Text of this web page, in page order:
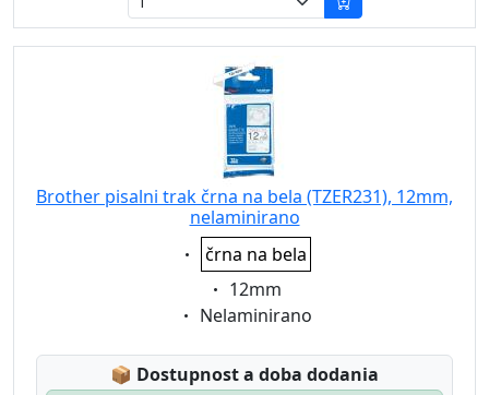
Brother pisalni trak črna na bela (TZER231), 12mm,
nelaminirano
Eigenschaft:
črna na bela
Eigenschaft:
12mm
Eigenschaft:
Nelaminirano
📦 Lagerstatus:
Dostupnost a doba dodania